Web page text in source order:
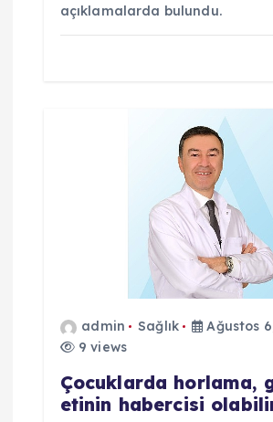
açıklamalarda bulundu.
admin Sağlık
Ağustos
9 views
Çocuklarda horlama,
etinin habercisi